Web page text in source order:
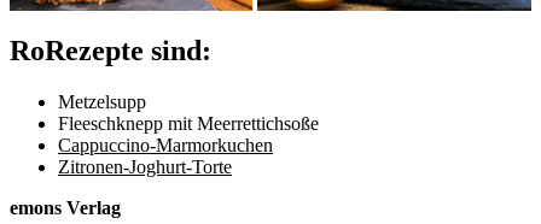
RoRezepte sind:
Metzelsupp
Fleeschknepp mit Meerrettichsoße
Cappuccino-Marmorkuchen
Zitronen-Joghurt-Torte
emons Verlag